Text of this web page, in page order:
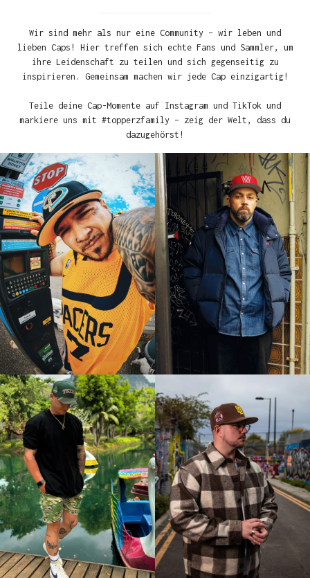
Wir sind mehr als nur eine Community – wir leben und
lieben Caps! Hier treffen sich echte Fans und Sammler, um
ihre Leidenschaft zu teilen und sich gegenseitig zu
inspirieren. Gemeinsam machen wir jede Cap einzigartig!
Teile deine Cap-Momente auf Instagram und TikTok und
markiere uns mit #topperzfamily – zeig der Welt, dass du
dazugehörst!